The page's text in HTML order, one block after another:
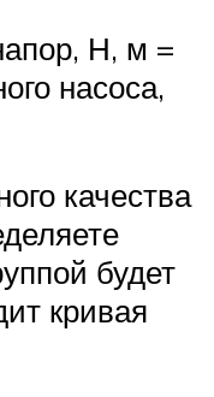
Н, м =
насоса,
качества
будет
кривая